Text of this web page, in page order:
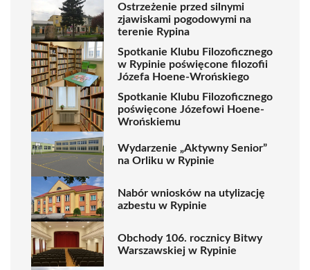
Ostrzeżenie przed silnymi
zjawiskami pogodowymi na
terenie Rypina
Spotkanie Klubu Filozoficznego
w Rypinie poświęcone filozofii
Józefa Hoene-Wrońskiego
Spotkanie Klubu Filozoficznego
poświęcone Józefowi Hoene-
Wrońskiemu
Wydarzenie „Aktywny Senior”
na Orliku w Rypinie
Nabór wniosków na utylizację
azbestu w Rypinie
Obchody 106. rocznicy Bitwy
Warszawskiej w Rypinie